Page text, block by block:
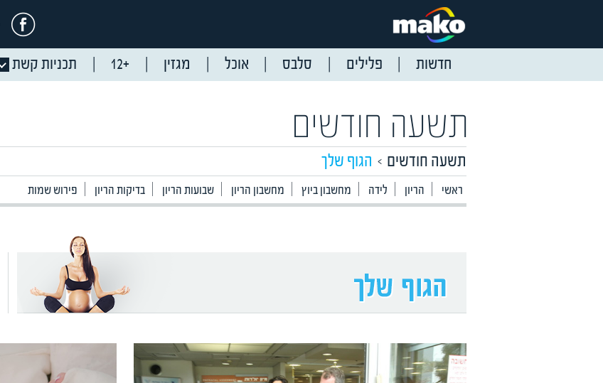
חדשות פלילים סלבס אוכל מגזין +12 תכניות קשת
תשעה חודשים
תשעה חודשים הגוף שלך
ראשי הריון לידה מחשבון ביוץ מחשבון הריון שבועות הריון בדיקות הריון פירוש שמות